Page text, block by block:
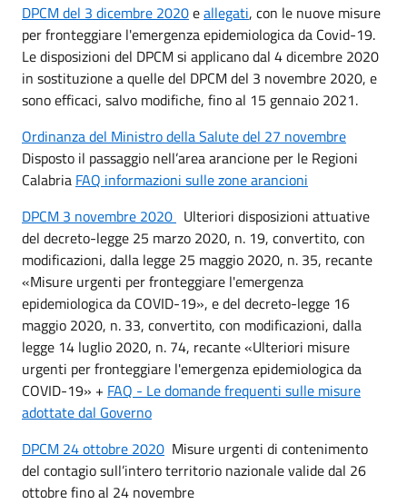
DPCM del 3 dicembre 2020eallegati, con le nuove misure
per fronteggiare l'emergenza epidemiologica da Covid-19.
Le disposizioni del DPCM si applicano dal 4 dicembre 2020
in sostituzione a quelle del DPCM del 3 novembre 2020, e
sono efficaci, salvo modifiche, fino al 15 gennaio 2021.
Ordinanza del Ministro della Salute del 27 novembre
Disposto il passaggio nell’area arancione per le Regioni
Calabria FAQ informazioni sulle zone arancioni
DPCM 3 novembre 2020 Ulteriori disposizioni attuative
del decreto-legge 25 marzo 2020, n. 19, convertito, con
modificazioni, dalla legge 25 maggio 2020, n. 35, recante
«Misure urgenti per fronteggiare l'emergenza
epidemiologica da COVID-19», e del decreto-legge 16
maggio 2020, n. 33, convertito, con modificazioni, dalla
legge 14 luglio 2020, n. 74, recante «Ulteriori misure
urgenti per fronteggiare l'emergenza epidemiologica da
COVID-19» + FAQ - Le domande frequenti sulle misure
adottate dal Governo
DPCM 24 ottobre 2020 Misure urgenti di contenimento
del contagio sull’intero territorio nazionale valide dal 26
ottobre fino al 24 novembre